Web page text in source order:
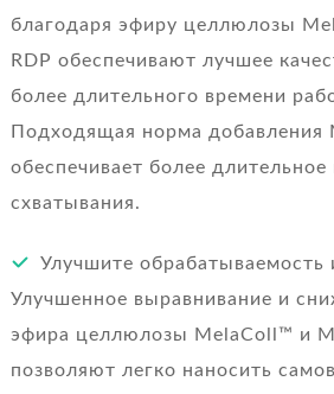
благодаря эфиру целлюлозы
RDP обеспечивают лучшее
более длительного времени
Подходящая норма добавления
обеспечивает более длительное
схватывания.
Улучшите обрабатываемость
Улучшенное выравнивание и
эфира целлюлозы MelaColl™ и
позволяют легко наносить